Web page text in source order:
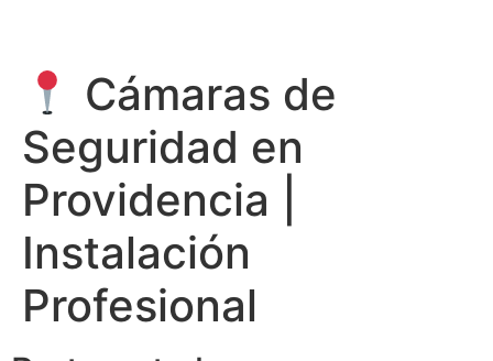
Cámaras de
Seguridad en
Providencia |
Instalación
Profesional